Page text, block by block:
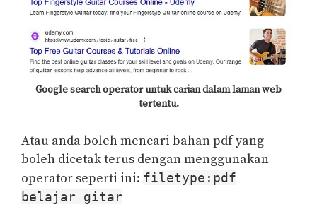
Google search operator untuk carian dalam laman web
tertentu.
Atau anda boleh mencari bahan pdf yang
boleh dicetak terus dengan menggunakan
operator seperti ini: filetype:pdf
belajar gitar